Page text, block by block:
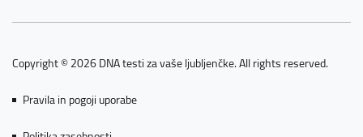
Copyright © 2026 DNA testi za vaše ljubljenčke. All rights reserved.
Pravila in pogoji uporabe